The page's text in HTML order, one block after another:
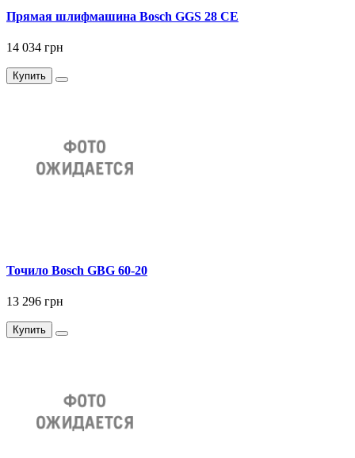
Прямая шлифмашина Bosch GGS 28 CE
14 034 грн
Купить
Точило Bosch GBG 60-20
13 296 грн
Купить